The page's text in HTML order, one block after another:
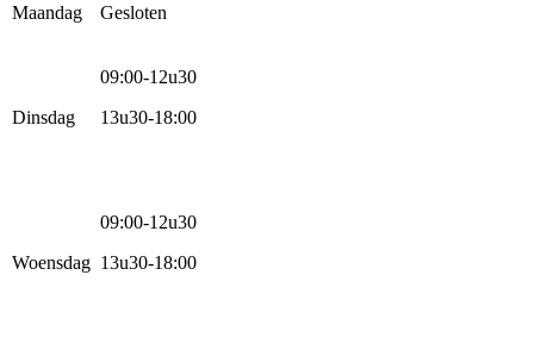
Maandag Gesloten
Dinsdag
09:00-12u30
13u30-18:00
Woensdag
09:00-12u30
13u30-18:00